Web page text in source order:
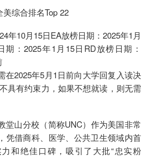
综合排名Top 22
年10月15日EA放榜日期：2025年1月
期：2025年1月15日RD放榜日期：
在2025年5月1日前向大学回复入读决
具有约束力，如果不想就读，则无需
堂山分校（简称UNC）作为美国非常
凭借商科、医学、公共卫生领域内首
和绝佳口碑，吸引了大批“忠实粉